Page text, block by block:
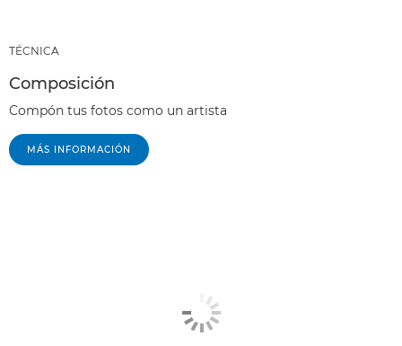
TÉCNICA
Composición
Compón tus fotos como un artista
MÁS INFORMACIÓN